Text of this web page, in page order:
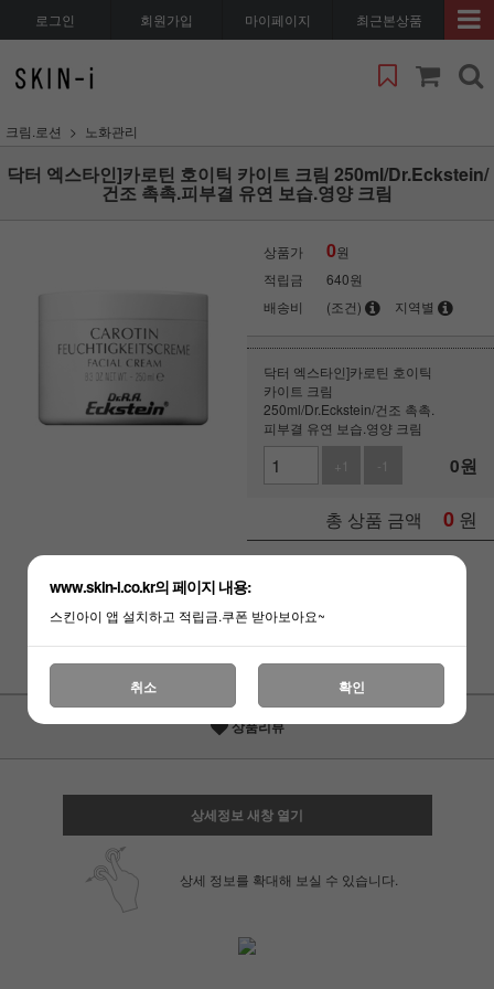
로그인 회원가입 마이페이지 최근본상품
크림.로션 노화관리
닥터 엑스타인]카로틴 호이틱 카이트 크림 250ml/Dr.Eckstein/
건조 촉촉.피부결 유연 보습.영양 크림
상품가 0원
적립금
640원
배송비
(조건) 지역별
닥터 엑스타인]카로틴 호이틱
카이트 크림
250ml/Dr.Eckstein/건조 촉촉.
피부결 유연 보습.영양 크림
+1
-1 0원
총 상품 금액 0 원
상품리뷰
상세정보 새창 열기
상세 정보를 확대해 보실 수 있습니다.
www.skin-i.co.kr의 페이지 내용:
스킨아이 앱 설치하고 적립금.쿠폰 받아보아요~
취소 확인